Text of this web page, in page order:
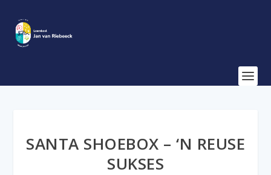
SANTA SHOEBOX – ‘N REUSE
SUKSES